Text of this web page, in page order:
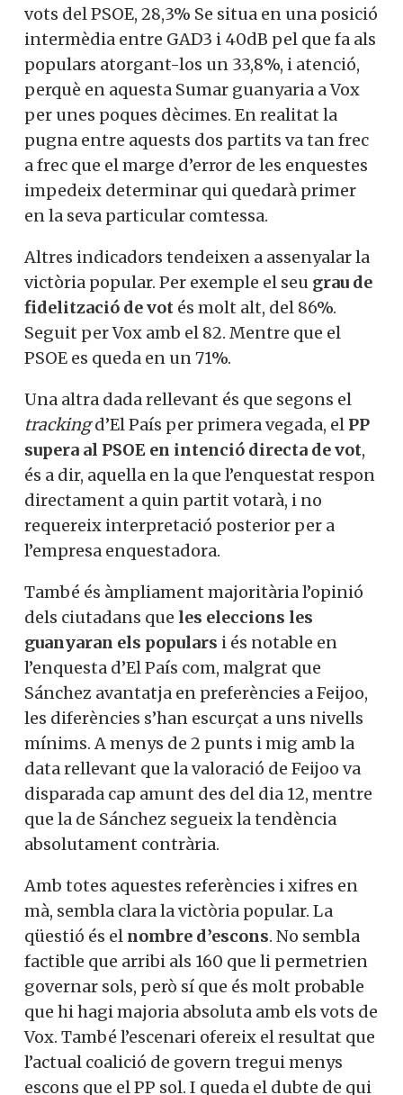
vots del PSOE, 28,3% Se situa en una posició
intermèdia entre GAD3 i 40dB pel que fa als
populars atorgant-los un 33,8%, i atenció,
perquè en aquesta Sumar guanyaria a Vox
per unes poques dècimes. En realitat la
pugna entre aquests dos partits va tan frec
a frec que el marge d’error de les enquestes
impedeix determinar qui quedarà primer
en la seva particular comtessa.
Altres indicadors tendeixen a assenyalar la
victòria popular. Per exemple el seu grau de
fidelització de vot és molt alt, del 86%.
Seguit per Vox amb el 82. Mentre que el
PSOE es queda en un 71%.
Una altra dada rellevant és que segons el
trackingd’El País per primera vegada, el PP
supera al PSOE en intenció directa de vot,
és a dir, aquella en la que l’enquestat respon
directament a quin partit votarà, i no
requereix interpretació posterior per a
l’empresa enquestadora.
També és àmpliament majoritària l’opinió
dels ciutadans que les eleccions les
guanyaran els populars i és notable en
l’enquesta d’El País com, malgrat que
Sánchez avantatja en preferències a Feijoo,
les diferències s’han escurçat a uns nivells
mínims. A menys de 2 punts i mig amb la
data rellevant que la valoració de Feijoo va
disparada cap amunt des del dia 12, mentre
que la de Sánchez segueix la tendència
absolutament contrària.
Amb totes aquestes referències i xifres en
mà, sembla clara la victòria popular. La
qüestió és el nombre d’escons. No sembla
factible que arribi als 160 que li permetrien
governar sols, però sí que és molt probable
que hi hagi majoria absoluta amb els vots de
Vox. També l’escenari ofereix el resultat que
l’actual coalició de govern tregui menys
escons que el PP sol. I queda el dubte de qui